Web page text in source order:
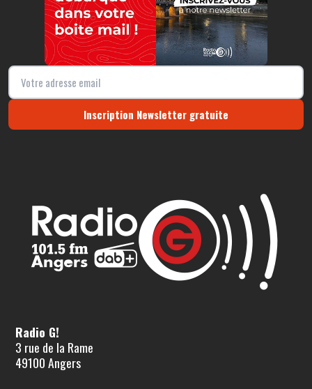
Inscription Newsletter gratuite
Radio G!
3 rue de la Rame
49100 Angers